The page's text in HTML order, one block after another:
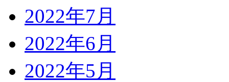
2022年7月
2022年6月
2022年5月